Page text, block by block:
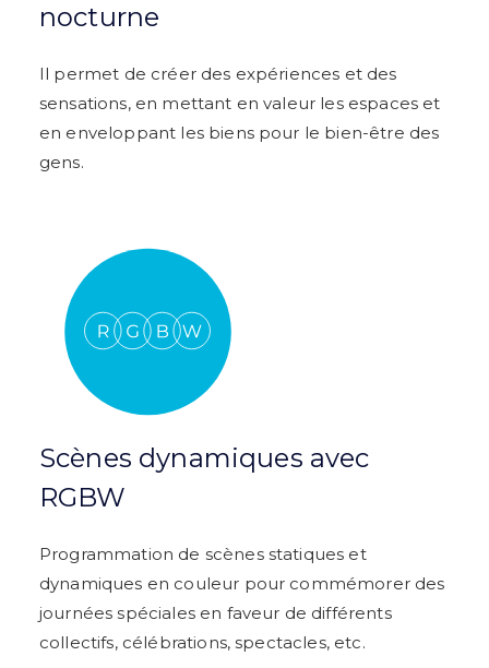
nocturne
Il permet de créer des expériences et des
sensations, en mettant en valeur les espaces et
en enveloppant les biens pour le bien-être des
gens.
Scènes dynamiques avec
RGBW
Programmation de scènes statiques et
dynamiques en couleur pour commémorer des
journées spéciales en faveur de différents
collectifs, célébrations, spectacles, etc.